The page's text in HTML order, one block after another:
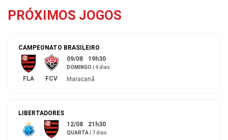
PRÓXIMOS JOGOS
CAMPEONATO BRASILEIRO
FLA FCV
09/08 19h30
DOMINGO 4 dias
Maracanã
LIBERTADORES
12/08 21h30
QUARTA 7 dias